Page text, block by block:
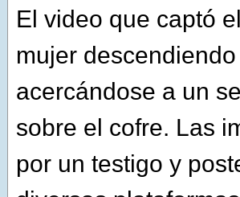
El video que captó
mujer
acercándose a un
sobre el cofre. Las
por un testigo y